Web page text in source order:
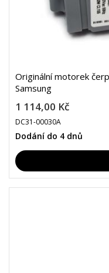
Originální motorek
Samsung
1 114,00 Kč
DC31-00030A
Dodání do 4 dnů